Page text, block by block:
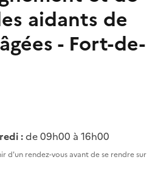
aidants de
- Fort-de-
:de 09h00 à 16h00
d'un rendez-vous avant de se rendre sur